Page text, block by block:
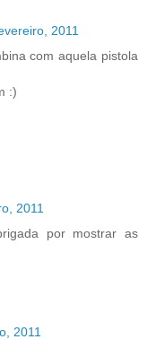
2011
com aquela pistola
:)
2011
por mostrar as
2011